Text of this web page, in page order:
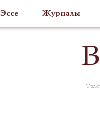
Эссе Журналы